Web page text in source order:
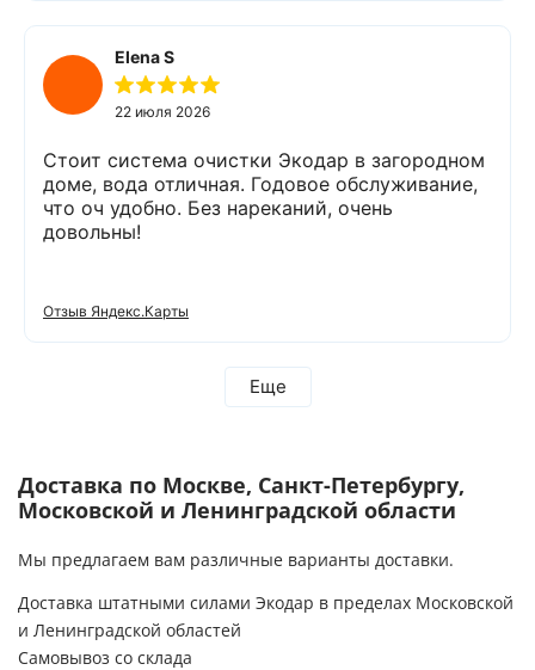
убрало посторонние запахи. Вода стала
мягкой и приятной на вкус. Полностью
доволен сотрудничеством с Компанией
«Экодар». Рекомендую.
Elena S
22 июля 2026
Стоит система очистки Экодар в загородном
доме, вода отличная. Годовое обслуживание,
что оч удобно. Без нареканий, очень
довольны!
Отзыв Яндекс.Карты
Еще
Доставка по Москве, Санкт-Петербургу,
Московской и Ленинградской области
Мы предлагаем вам различные варианты доставки.
Доставка штатными силами Экодар в пределах Московской
и Ленинградской областей
Самовывоз со склада